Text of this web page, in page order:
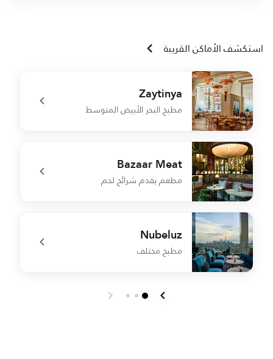
استكشف الأماكن القريبة
Zaytinya
مطبخ البحر الأبيض المتوسط
undefined Zaytinya
Bazaar Meat
مطعم يقدم شرائح لحم
undefined Bazaar Meat
Nubeluz
مطبخ مختلف